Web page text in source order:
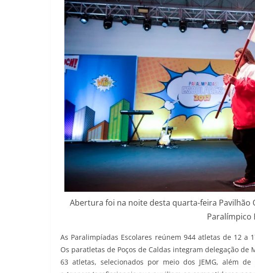
Abertura foi na noite desta quarta-feira Pavilhão
Paralímpico
As Paralimpíadas Escolares reúnem 944 atletas de 12
Os paratletas de Poços de Caldas integram delegação
63 atletas, selecionados por meio dos JEMG, além